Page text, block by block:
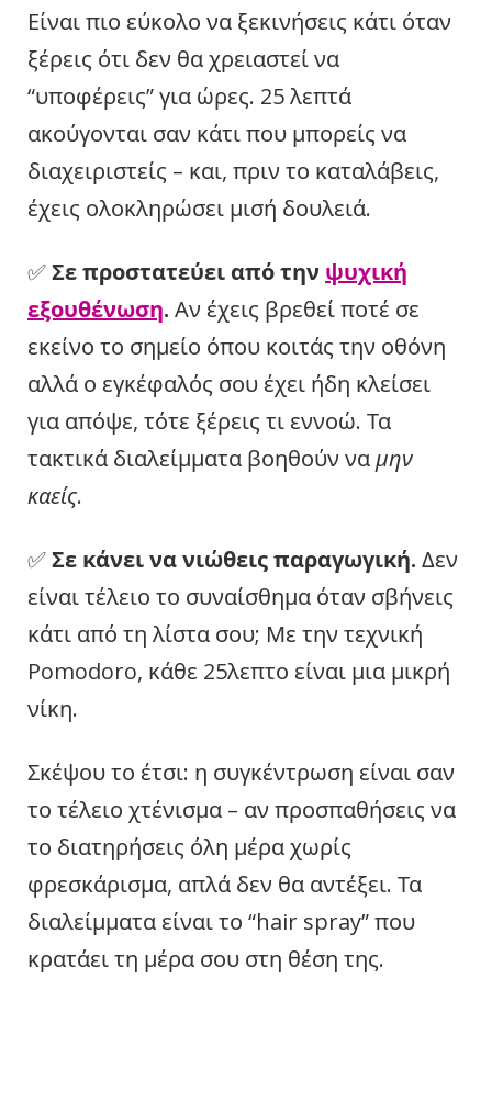
Είναι πιο εύκολο να ξεκινήσεις κάτι όταν
ξέρεις ότι δεν θα χρειαστεί να
“υποφέρεις” για ώρες. 25 λεπτά
ακούγονται σαν κάτι που μπορείς να
διαχειριστείς – και, πριν το καταλάβεις,
έχεις ολοκληρώσει μισή δουλειά.
✅Σε προστατεύει από την ψυχική
εξουθένωση. Αν έχεις βρεθεί ποτέ σε
εκείνο το σημείο όπου κοιτάς την οθόνη
αλλά ο εγκέφαλός σου έχει ήδη κλείσει
για απόψε, τότε ξέρεις τι εννοώ. Τα
τακτικά διαλείμματα βοηθούν ναμην
καείς.
✅Σε κάνει να νιώθεις παραγωγική. Δεν
είναι τέλειο το συναίσθημα όταν σβήνεις
κάτι από τη λίστα σου; Με την τεχνική
Pomodoro, κάθε 25λεπτο είναι μια μικρή
νίκη.
Σκέψου το έτσι: η συγκέντρωση είναι σαν
το τέλειο χτένισμα – αν προσπαθήσεις να
το διατηρήσεις όλη μέρα χωρίς
φρεσκάρισμα, απλά δεν θα αντέξει. Τα
διαλείμματα είναι το “hair spray” που
κρατάει τη μέρα σου στη θέση της.